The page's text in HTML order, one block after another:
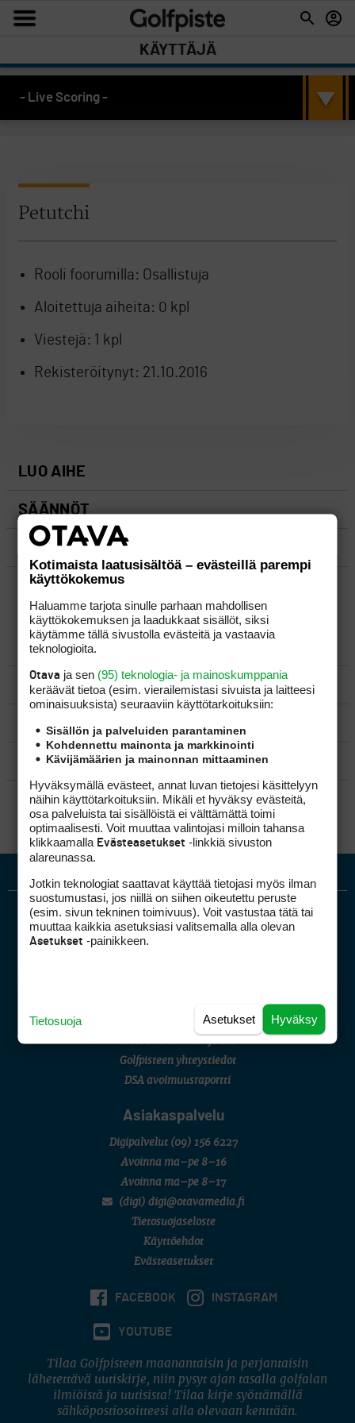
KÄYTTÄJÄ
- Live Scoring -
Petutchi
Rooli foorumilla: Osallistuja
Aloitettuja aiheita: 0 kpl
Viestejä: 1 kpl
Rekisteröitynyt: 21.10.2016
LUO AIHE
SÄÄNNÖT
OHJEET
UUSIMMAT VIESTIKETJUT
YLEISTÄ
VÄLINEET
MATKAILU
KILPAGOLF & HARJOITTELU
SÄÄNNÖT
Mediahinnasto
Golfpisteen yhteystiedot
DSA avoimuusraportti
Asiakaspalvelu
Digipalvelut (09) 156 6227
Avoinna ma–pe 8–16
Avoinna ma–pe 8–17
(digi) digi@otavamedia.fi
Tietosuojaseloste
Käyttöehdot
Evästeasetukset
FACEBOOK INSTAGRAM
YOUTUBE
Tilaa Golfpisteen maanantaisin ja perjantaisin
lähetettävä uutiskirje, niin pysyt ajan tasalla golfalan
ilmiöistä ja uutisista! Tilaa kirje syöttämällä
sähköpostiosoitteesi alla olevaan kenttään.
Kotimaista laatusisältöä – evästeillä parempi
käyttökokemus
Haluamme tarjota sinulle parhaan mahdollisen
käyttökokemuksen ja laadukkaat sisällöt, siksi
käytämme tällä sivustolla evästeitä ja vastaavia
teknologioita.
Otava ja sen (95) teknologia- ja mainoskumppania
keräävät tietoa (esim. vierailemis­tasi sivuista ja laitteesi
ominaisuuk­sista) seuraaviin käyttötarkoituksiin:
Sisällön ja palveluiden parantaminen
Kohdennettu mainonta ja markkinointi
Kävijämäärien ja mainonnan mittaaminen
Hyväksymällä evästeet, annat luvan tietojesi käsittelyyn
näihin käyttötarkoituksiin. Mikäli et hyväksy evästeitä,
osa palveluista tai sisällöistä ei välttämättä toimi
optimaalisesti. Voit muuttaa valintojasi milloin tahansa
klikkaamalla Evästeasetukset -linkkiä sivuston
alareunassa.
Jotkin teknologiat saattavat käyttää tietojasi myös ilman
suostumustasi, jos niillä on siihen oikeutettu peruste
(esim. sivun tekninen toimivuus). Voit vastustaa tätä tai
muuttaa kaikkia asetuksiasi valitsemalla alla olevan
Asetukset -painikkeen.
Hyväksy
Asetukset
Tietosuoja